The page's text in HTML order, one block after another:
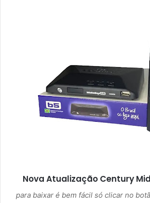
l
Nova Atualização Century
para baixar é bem fácil só clicar no